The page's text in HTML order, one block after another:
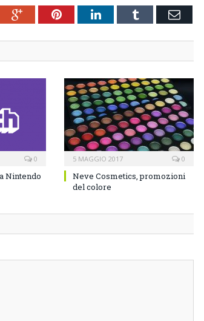
Google+PinterestLinkedInTumblr Email
0
Nintendo
5 MAGGIO 2017 0
Neve Cosmetics, promozioni
del colore